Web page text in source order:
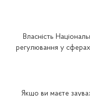
Власність
регулювання у
Якщо ви маєте